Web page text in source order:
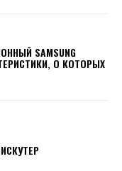
SAMSUNG
О КОТОРЫХ